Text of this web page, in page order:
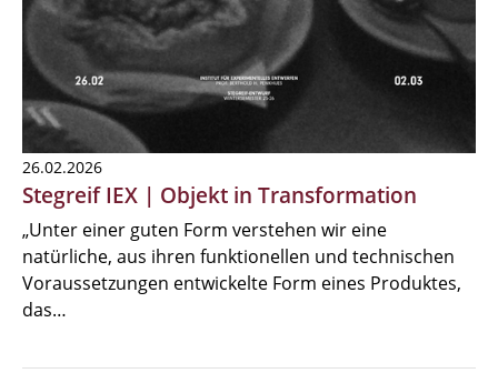
26.02.2026
Stegreif IEX | Objekt in Transformation
„Unter einer guten Form verstehen wir eine
natürliche, aus ihren funktionellen und technischen
Voraussetzungen entwickelte Form eines Produktes,
das…